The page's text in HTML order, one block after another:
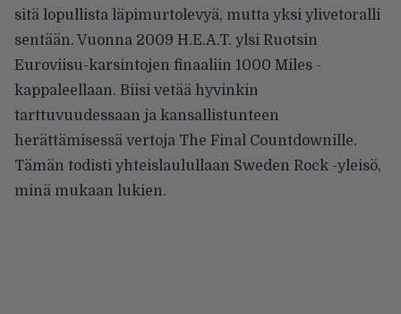
sitä lopullista läpimurtolevyä, mutta yksi ylivetoralli
sentään. Vuonna 2009 H.E.A.T. ylsi Ruotsin
Euroviisu-karsintojen finaaliin 1000 Miles -
kappaleellaan. Biisi vetää hyvinkin
tarttuvuudessaan ja kansallistunteen
herättämisessä vertoja The Final Countdownille.
Tämän todisti yhteislaulullaan Sweden Rock -yleisö,
minä mukaan lukien.